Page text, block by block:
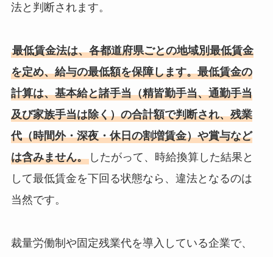
法と判断されます。
最低賃金法は、各都道府県ごとの地域別最低賃金
を定め、給与の最低額を保障します。最低賃金の
計算は、基本給と諸手当（精皆勤手当、通勤手当
及び家族手当は除く）の合計額で判断され、残業
代（時間外・深夜・休日の割増賃金）や賞与など
は含みません。したがって、時給換算した結果と
して最低賃金を下回る状態なら、違法となるのは
当然です。
裁量労働制や固定残業代を導入している企業で、